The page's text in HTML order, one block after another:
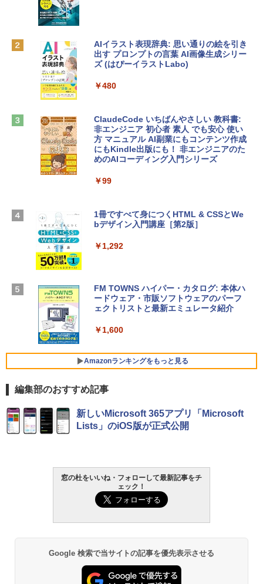
￥162,598
tomtoc 360°保護 15.6 16インチ パソコ
￥2,952
Apple 2026 MacBook Air M5チップ搭載
igence、13.6インチLiquid Retinaディ
ームカメラ、日本語キーボード、Touch I
D - シルバー
￥261,414
ン 15-fd 15.6インチ 16GBメモリ 512GB
SSD インテル Core 5
ersonal/Copilotキー搭載/Win 11/15.6型/
Core i5/16GB/SSD 512GB/ホワイト) FM
Microsoft Office Home & Business 202
4(最新 永続版)|オンラインコード版|Wind
Robloxギフトカード - 2,000 Robux 【限
定バーチャルアイテムを含む】 【オンラ
インゲームコード】 ロブロックス | オン
ラインコード版
￥3,200
Robloxギフトカード - 1000 Robux 【限
定バーチャルアイテムを含む】 【オンラ
ラインコード版
Windows版 | Minecraft (マインクラフ
ト): Java & Bedrock Edition | オンライ
AIイラスト表現辞典: 思い通りの絵を引き
出す プロンプトの言葉 AI画像生成シリー
ズ (はぴーイラストLabo)
￥480
ClaudeCode いちばんやさしい 教科書:
非エンジニア 初心者 素人 でも安心 使い
方 マニュアル AI副業にもコンテンツ作成
にもKindle出版にも！ 非エンジニアのた
めのAIコーディング入門シリーズ
￥99
1冊ですべて身につくHTML & CSSとWe
bデザイン入門講座［第2版］
￥1,292
FM TOWNS ハイパー・カタログ: 本体ハ
ードウェア・市販ソフトウェアのパーフ
ェクトリストと最新エミュレータ紹介
￥1,600
Amazonランキングをもっと見る
Amazon Kindle Paperwhite (16GB) 7イ
ンチディスプレイ、色調調節ライト、12
週間持続バッテリー、広告なし、ブラッ
Amazon Kindle - 目に優しい、かさばら
ない、大きな画面で読みやすい、6週間持
書籍リーダー、ブラック、16GB、広告な
￥16,980
編集部のおすすめ記事
新しいMicrosoft 365アプリ「Microsoft
Lists」のiOS版が正式公開
窓の杜をいいね・フォローして最新記事をチ
ェック！
Google 検索で当サイトの記事を優先表示させる